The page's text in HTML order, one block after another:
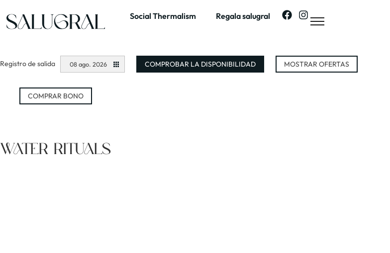
Social Thermalism Regala salugral
Registro de salida 08 ago. 2026 COMPROBAR LA DISPONIBILIDAD MOSTRAR OFERTAS
COMPRAR BONO
WATER RITUALS